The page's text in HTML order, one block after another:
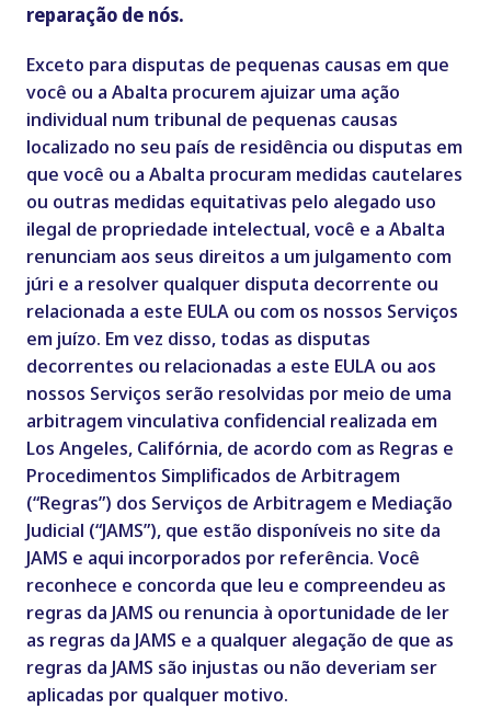
reparação de nós.
Exceto para disputas de pequenas causas em que
você ou a Abalta procurem ajuizar uma ação
individual num tribunal de pequenas causas
localizado no seu país de residência ou disputas em
que você ou a Abalta procuram medidas cautelares
ou outras medidas equitativas pelo alegado uso
ilegal de propriedade intelectual, você e a Abalta
renunciam aos seus direitos a um julgamento com
júri e a resolver qualquer disputa decorrente ou
relacionada a este EULA ou com os nossos Serviços
em juízo. Em vez disso, todas as disputas
decorrentes ou relacionadas a este EULA ou aos
nossos Serviços serão resolvidas por meio de uma
arbitragem vinculativa confidencial realizada em
Los Angeles, Califórnia, de acordo com as Regras e
Procedimentos Simplificados de Arbitragem
(“Regras”) dos Serviços de Arbitragem e Mediação
Judicial (“JAMS”), que estão disponíveis no site da
JAMS e aqui incorporados por referência. Você
reconhece e concorda que leu e compreendeu as
regras da JAMS ou renuncia à oportunidade de ler
as regras da JAMS e a qualquer alegação de que as
regras da JAMS são injustas ou não deveriam ser
aplicadas por qualquer motivo.